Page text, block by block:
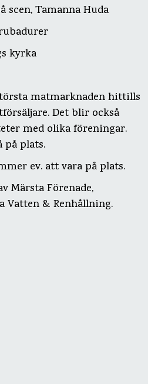
scen, Tamanna Huda
kyrka
matmarknaden hittills
Det blir också
med olika föreningar.
på plats.
ev. att vara på plats.
Märsta Förenade,
Vatten & Renhållning.